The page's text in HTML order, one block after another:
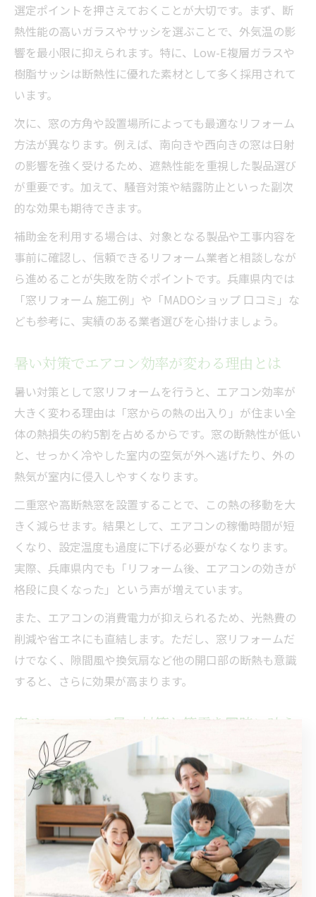
選定ポイントを押さえておくことが大切です。まず、断
熱性能の高いガラスやサッシを選ぶことで、外気温の影
響を最小限に抑えられます。特に、Low-E複層ガラスや
樹脂サッシは断熱性に優れた素材として多く採用されて
います。
次に、窓の方角や設置場所によっても最適なリフォーム
方法が異なります。例えば、南向きや西向きの窓は日射
の影響を強く受けるため、遮熱性能を重視した製品選び
が重要です。加えて、騒音対策や結露防止といった副次
的な効果も期待できます。
補助金を利用する場合は、対象となる製品や工事内容を
事前に確認し、信頼できるリフォーム業者と相談しなが
ら進めることが失敗を防ぐポイントです。兵庫県内では
「窓リフォーム 施工例」や「MADOショップ 口コミ」な
ども参考に、実績のある業者選びを心掛けましょう。
暑い対策でエアコン効率が変わる理由とは
暑い対策として窓リフォームを行うと、エアコン効率が
大きく変わる理由は「窓からの熱の出入り」が住まい全
体の熱損失の約5割を占めるからです。窓の断熱性が低い
と、せっかく冷やした室内の空気が外へ逃げたり、外の
熱気が室内に侵入しやすくなります。
二重窓や高断熱窓を設置することで、この熱の移動を大
きく減らせます。結果として、エアコンの稼働時間が短
くなり、設定温度も過度に下げる必要がなくなります。
実際、兵庫県内でも「リフォーム後、エアコンの効きが
格段に良くなった」という声が増えています。
また、エアコンの消費電力が抑えられるため、光熱費の
削減や省エネにも直結します。ただし、窓リフォームだ
けでなく、隙間風や換気扇など他の開口部の断熱も意識
すると、さらに効果が高まります。
窓リフォームで暑い対策と節電を同時に叶え
窓リフォームは、暑い対策と同時に節電効果も実現でき
る点が大きな魅力です。特に、先進的窓リノベの補助金
を活用すれば、コストを抑えつつ高性能な断熱窓の導入
が可能となります。これにより、夏の冷房効率がアップ
し、電気代の節約も期待できます。
窓リフォームの実践例として、「2階の暑さが和らぎ家族